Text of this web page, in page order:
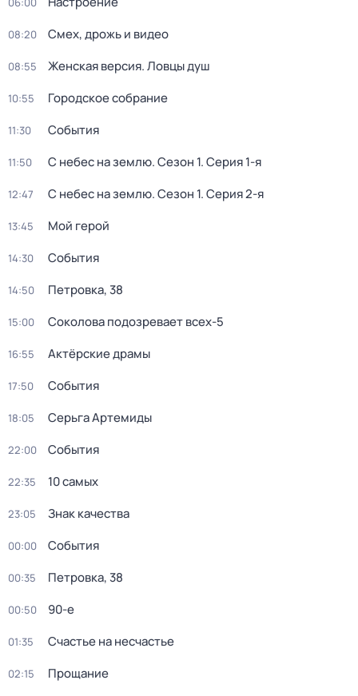
08:20 Смех, дрожь и видео
08:55 Женская версия. Ловцы душ
10:55 Городское собрание
11:30 События
11:50 С небес на землю. Сезон 1. Серия 1-я
12:47 С небес на землю. Сезон 1. Серия 2-я
13:45 Мой герой
14:30 События
14:50 Петровка, 38
15:00 Соколова подозревает всех-5
16:55 Актёрские драмы
17:50 События
18:05 Серьга Артемиды
22:00 События
22:35 10 самых
23:05 Знак качества
00:00 События
00:35 Петровка, 38
00:50 90-е
01:35 Счастье на несчастье
02:15 Прощание